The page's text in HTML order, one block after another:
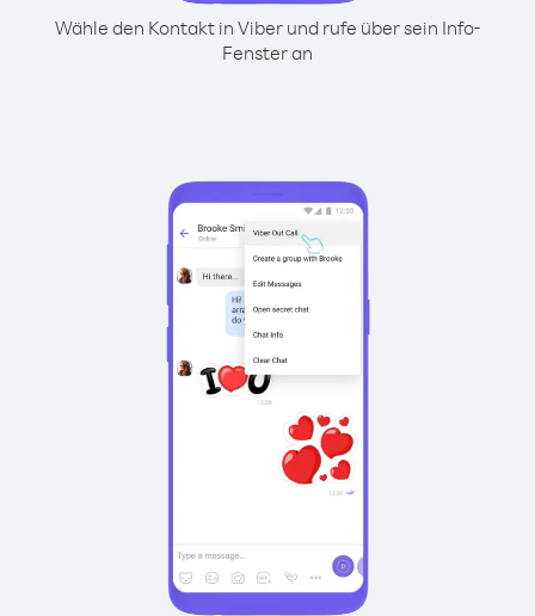
Wähle den Kontakt in Viber und rufe über sein Info-
Fenster an